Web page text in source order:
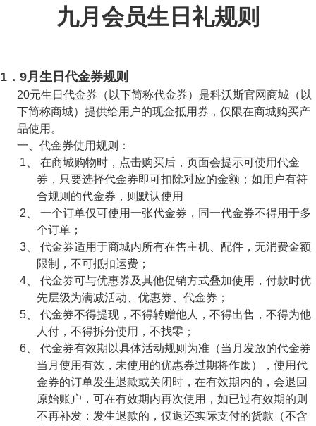
九月会员生日礼规则
1 ． 9月生日代金券规则
20元生日代金券（以下简称代金券）是科沃斯官网商城（以
下简称商城）提供给用户的现金抵用券，仅限在商城购买产
品使用。
一、代金券使用规则：
1、 在商城购物时，点击购买后，页面会提示可使用代金
券，只要选择代金券即可扣除对应的金额；如用户有符
合规则的代金券，则默认使用
2、 一个订单仅可使用一张代金券，同一代金券不得用于多
个订单；
3、 代金券适用于商城内所有在售主机、配件，无消费金额
限制，不可抵扣运费；
4、 代金券可与优惠券及其他促销方式叠加使用，付款时优
先层级为满减活动、优惠券、代金券；
5、 代金券不得提现，不得转赠他人，不得出售，不得为他
人付，不得拆分使用，不找零；
6、 代金券有效期以具体活动规则为准（当月发放的代金券
当月使用有效，未使用的优惠券过期将作废），使用代
金券的订单发生退款或关闭时，在有效期内的，会退回
原始账户，可在有效期内再次使用，如已过有效期的则
不再补发；发生退款的，仅退还实际支付的货款（不含